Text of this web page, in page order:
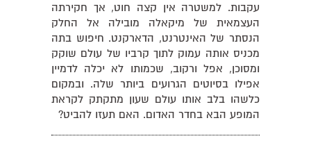
עקבות. למשטרה אין קצה חוט, אך חקירתה
העצמאית של מיקאלה מובילה אל החלק
הנסתר של האינטרנט, הדארקנט. חיפוש בתה
מכניס אותה עמוק לתוך קרביו של עולם שוקק
ומסוכן, אפל ורקוב, שכמותו לא יכלה לדמיין
אפילו בסיוטים הגרועים ביותר שלה. ובמקום
כלשהו בלב אותו עולם שעון מתקתק לקראת
המופע הבא בחדר האדום. האם תעזו להביט?